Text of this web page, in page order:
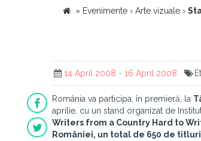
» Evenimente › Arte vizuale ›
14 April 2008 - 16 April 2008
România va participa, în premieră, la
aprilie, cu un stand organizat de
Writers from a Country Hard to
României, un total de 650 de